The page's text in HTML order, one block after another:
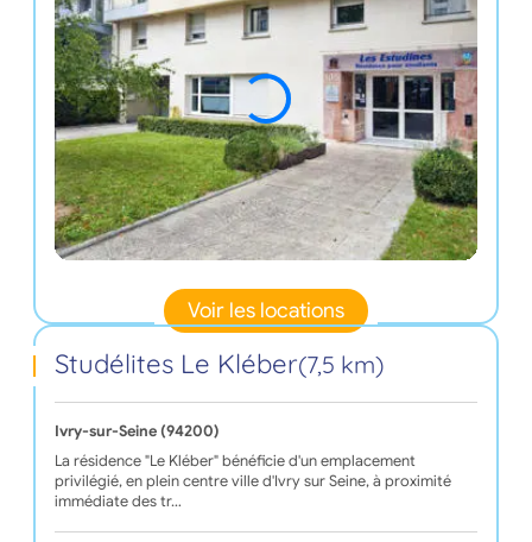
Voir les locations
Studélites Le Kléber(7,5 km)
Ivry-sur-Seine (94200)
La résidence "Le Kléber" bénéficie d'un emplacement
privilégié, en plein centre ville d'Ivry sur Seine, à proximité
immédiate des tr…